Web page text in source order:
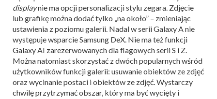
displaynie ma opcji personalizacji stylu zegara. Zdjęcie
lub grafikę można dodać tylko „na około” – zmieniając
ustawienia z poziomu galerii. Nadal w serii Galaxy A nie
występuje wsparcie Samsung DeX. Nie ma też funkcji
Galaxy AI zarezerwowanych dla flagowych serii S i Z.
Można natomiast skorzystać z dwóch popularnych wśród
użytkowników funkcji galerii: usuwanie obiektów ze zdjęć
oraz wycinanie postaci i obiektów ze zdjęć. Wystarczy
chwilę przytrzymać obszar, który ma być wycięty i